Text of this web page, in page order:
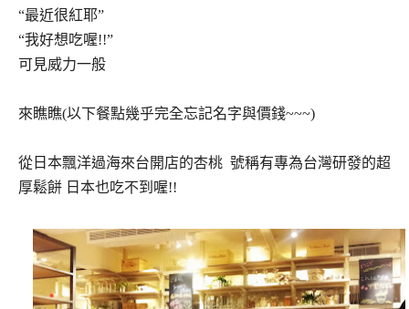
“最近很紅耶”
“我好想吃喔!!”
可見威力一般
來瞧瞧(以下餐點幾乎完全忘記名字與價錢~~~)
從日本飄洋過海來台開店的杏桃 號稱有專為台灣研發的超
厚鬆餅 日本也吃不到喔!!